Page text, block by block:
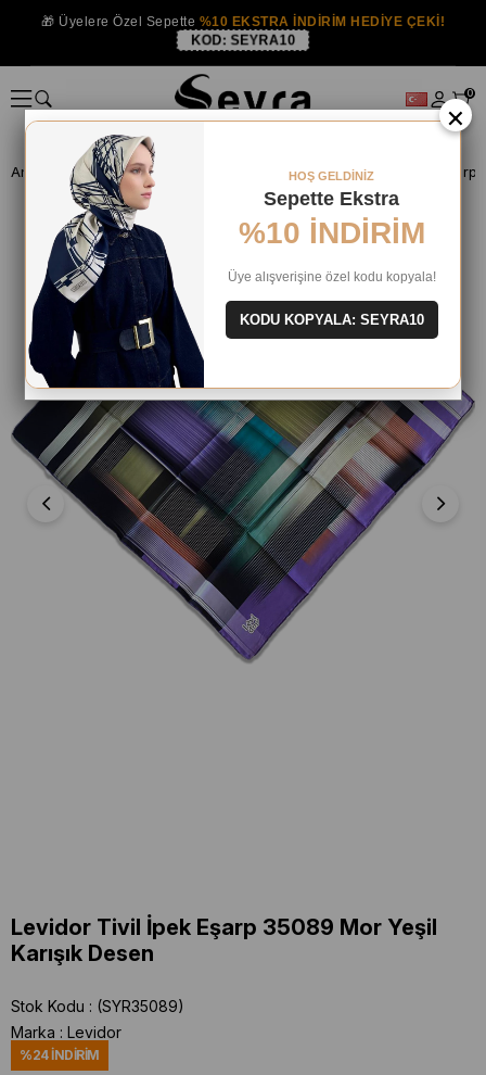
🎁 Üyelere Özel Sepette %10 EKSTRA İNDİRİM HEDİYE ÇEKİ!
KOD: SEYRA10
0
Anasayfa İPEK EŞARP Levidor İpek Eşarp Levidor Tivil İpek Eşarp
Levidor Tivil İpek Eşarp 35089 Mor Yeşil
Karışık Desen
Stok Kodu
(SYR35089)
Marka : Levidor
%24İNDIRIM
×
HOŞ GELDİNİZ
Sepette Ekstra
%10 İNDİRİM
Üye alışverişine özel kodu kopyala!
KODU KOPYALA: SEYRA10